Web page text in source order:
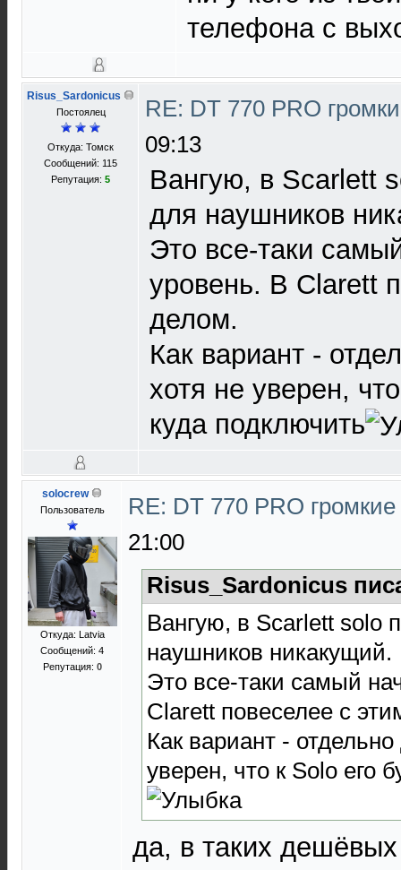
телефона с
Risus_Sardonicus
Постоялец
Откуда: Томск
Сообщений: 115
Репутация: 5
RE: DT 770 PRO
09:13
Вангую, в Scarlett
для наушников
Это все-таки
уровень. В Clarett
делом.
Как вариант -
хотя не уверен,
куда подключить
solocrew
Пользователь
Откуда: Latvia
Сообщений: 4
Репутация: 0
RE: DT 770 PRO
21:00
Risus_Sardonicus
Вангую, в Scarlett solo
наушников никакущий.
Это все-таки самый
Clarett повеселее с
Как вариант -
уверен, что к Solo его
да, в таких дешёвых